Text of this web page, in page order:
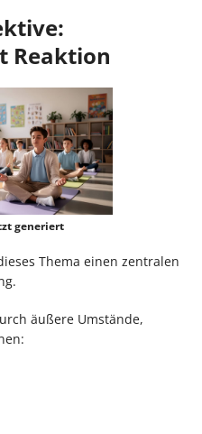
Reaktion
generiert
Thema einen zentralen
äußere Umstände,